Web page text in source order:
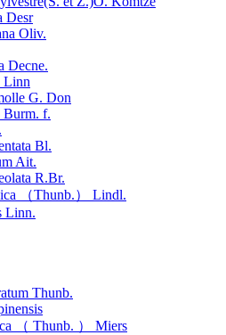
Desr
Oliv.
Decne.
Linn
G. Don
f.
Bl.
Ait.
R.Br.
（Thunb.） Lindl.
Linn.
Thunb.
（ Thunb. ） Miers